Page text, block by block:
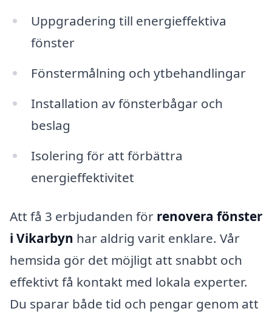
Uppgradering till energieffektiva
fönster
Fönstermålning och ytbehandlingar
Installation av fönsterbågar och
beslag
Isolering för att förbättra
energieffektivitet
Att få 3 erbjudanden för renovera fönster
i Vikarbyn har aldrig varit enklare. Vår
hemsida gör det möjligt att snabbt och
effektivt få kontakt med lokala experter.
Du sparar både tid och pengar genom att